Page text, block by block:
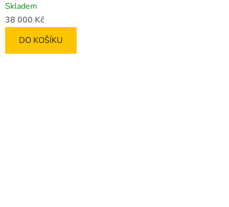
Skladem
38 000 Kč
DO KOŠÍKU